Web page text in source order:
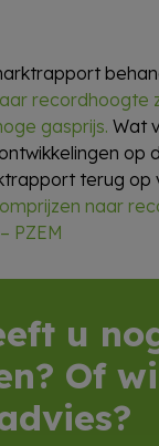
recordhoogte
gasprijs. Wat
op
terug op
naar
PZEM
u
Of